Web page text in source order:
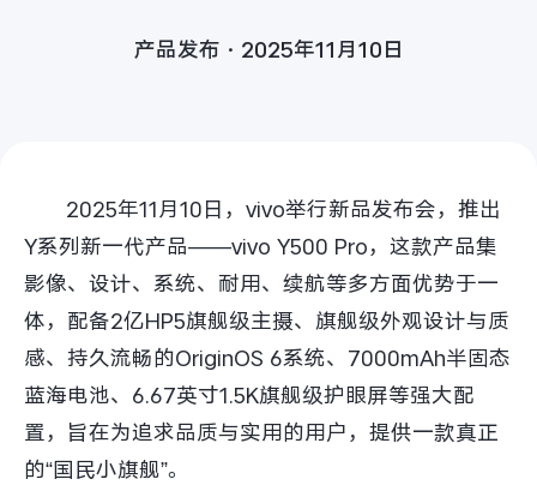
X300 Ultra X300s
S50 Pro mini
Y600 Turbo Y600 Pro
iQOO Z11i iQOO 15T
vivo TWS 5 Pro vivo Pad6 Pro
产品发布·2025年11月10日
2025年11月10日，vivo举行新品发布会，推出
Y系列新一代产品——vivo Y500 Pro，这款产品集
影像、设计、系统、耐用、续航等多方面优势于一
体，配备2亿HP5旗舰级主摄、旗舰级外观设计与质
感、持久流畅的OriginOS 6系统、7000mAh半固态
蓝海电池、6.67英寸1.5K旗舰级护眼屏等强大配
置，旨在为追求品质与实用的用户，提供一款真正
的“国民小旗舰”。